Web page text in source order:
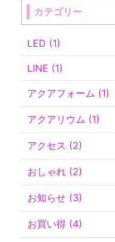
カテゴリー
LED (1)
LINE (1)
アクアフォーム (1)
アクアリウム (1)
アクセス (2)
おしゃれ (2)
お知らせ (3)
お買い得 (4)